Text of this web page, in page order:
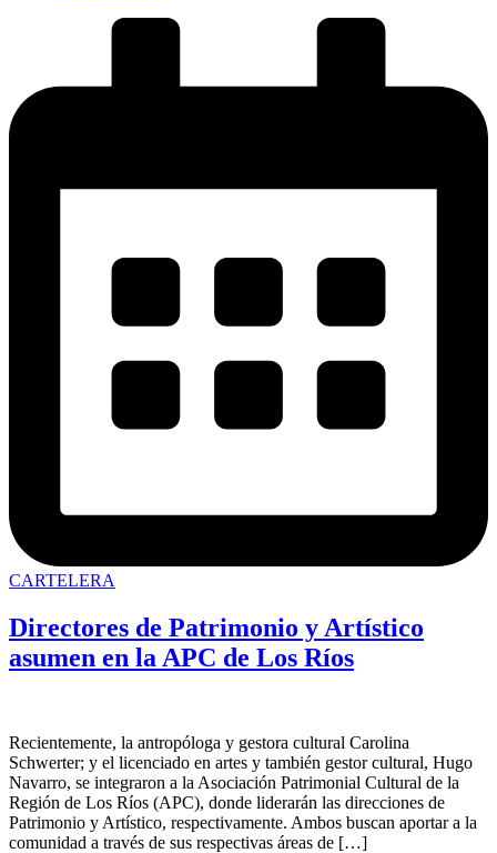
CARTELERA
Directores de Patrimonio y Artístico
asumen en la APC de Los Ríos
Recientemente, la antropóloga y gestora cultural Carolina
Schwerter; y el licenciado en artes y también gestor cultural, Hugo
Navarro, se integraron a la Asociación Patrimonial Cultural de la
Región de Los Ríos (APC), donde liderarán las direcciones de
Patrimonio y Artístico, respectivamente. Ambos buscan aportar a la
comunidad a través de sus respectivas áreas de […]